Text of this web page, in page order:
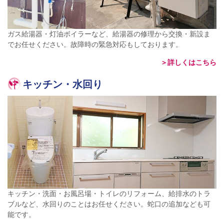
ガス給湯器・灯油ボイラーなど、給湯器の修理から交換・新設ま
でお任せください。故障時の緊急対応もしております。
＞詳しくはこちら
キッチン・水回り
キッチン・洗面・お風呂場・トイレのリフォーム、給排水のトラ
ブルなど、水回りのことはお任せください。蛇口の追加なども可
能です。